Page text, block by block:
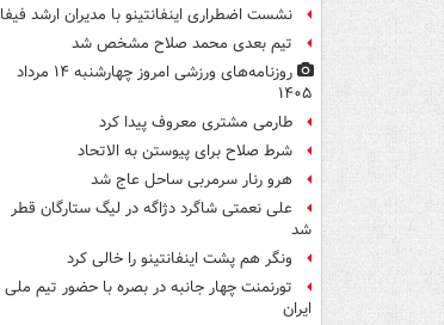
نشست اضطراری اینفانتینو با مدیران ارشد فیفا
تیم بعدی محمد صلاح مشخص شد
روزنامه‌های ورزشی امروز چهارشنبه ۱۴ مرداد
۱۴۰۵
طارمی مشتری معروف پیدا کرد
شرط صلاح برای پیوستن به الاتحاد
هرو رنار سرمربی ساحل عاج شد
علی نعمتی شاگرد دژاگه در لیگ ستارگان قطر
شد
ونگر هم پشت اینفانتینو را خالی کرد
تورنمنت چهار جانبه در بصره با حضور تیم ملی
ایران